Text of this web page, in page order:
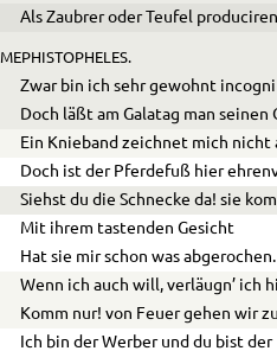
Als Zaubrer oder Teufel
MEPHISTOPHELES.
Zwar bin ich sehr gewohnt
Doch läßt am Galatag man seinen
Ein Knieband zeichnet mich nicht
Doch ist der Pferdefuß hier
Siehst du die Schnecke da! sie
Mit ihrem tastenden Gesicht
Hat sie mir schon was abgerochen.
Wenn ich auch will, verläugn’ ich
Komm nur! von Feuer gehen wir
Ich bin der Werber und du bist der